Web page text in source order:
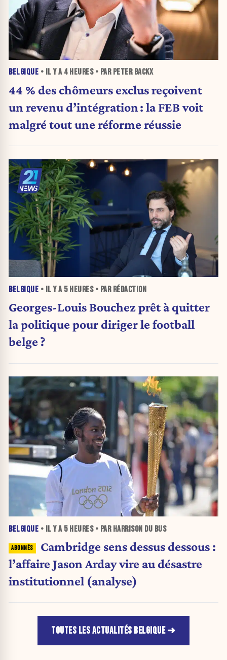
BELGIQUE • IL Y A 4 HEURES• PAR PETER BACKX
44 % des chômeurs exclus reçoivent
un revenu d’intégration : la FEB voit
malgré tout une réforme réussie
BELGIQUE • IL Y A 5 HEURES• PAR RÉDACTION
Georges-Louis Bouchez prêt à quitter
la politique pour diriger le football
belge ?
BELGIQUE • IL Y A 5 HEURES• PAR HARRISON DU BUS
Cambridge sens dessus dessous :
l’affaire Jason Arday vire au désastre
institutionnel (analyse)
TOUTES LES ACTUALITÉS BELGIQUE